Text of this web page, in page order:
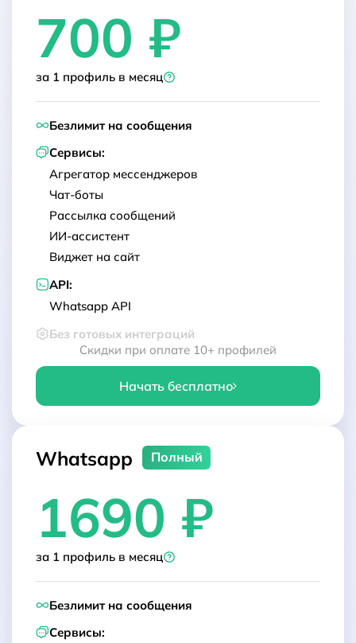
700 ₽
за 1 профиль в месяц
Безлимит на сообщения
Сервисы:
Агрегатор мессенджеров
Чат-боты
Рассылка сообщений
ИИ-ассистент
Виджет на сайт
API:
Whatsapp API
Без готовых интеграций
Скидки при оплате 10+ профилей
Начать бесплатно
Whatsapp Полный
1690 ₽
за 1 профиль в месяц
Безлимит на сообщения
Сервисы: